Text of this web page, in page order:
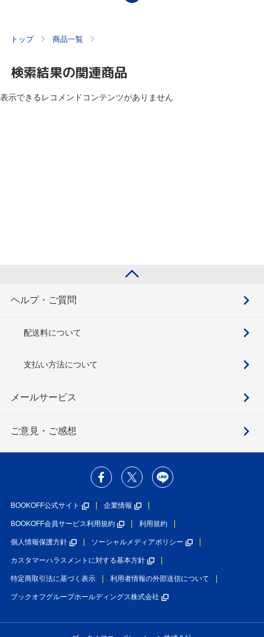
トップ 商品一覧
検索結果の関連商品
表示できるレコメンドコンテンツがありません
ヘルプ・ご質問
配送料について
支払い方法について
メールサービス
ご意見・ご感想
BOOKOFF公式サイト 企業情報
BOOKOFF会員サービス利用規約 利用規約
個人情報保護方針 ソーシャルメディアポリシー
カスタマーハラスメントに対する基本方針
特定商取引法に基づく表示 利用者情報の外部送信について
ブックオフグループホールディングス株式会社